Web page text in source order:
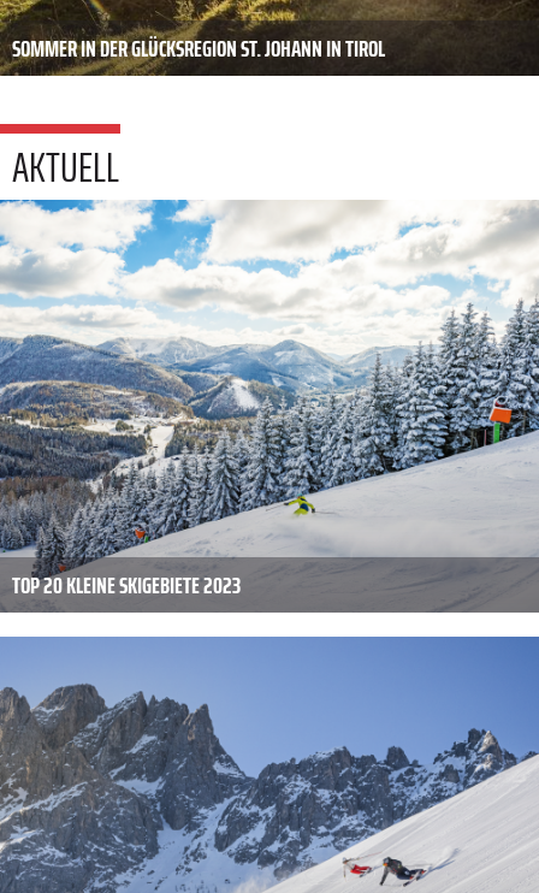
SOMMER IN DER GLÜCKSREGION ST. JOHANN IN TIROL
AKTUELL
TOP 20 KLEINE SKIGEBIETE 2023